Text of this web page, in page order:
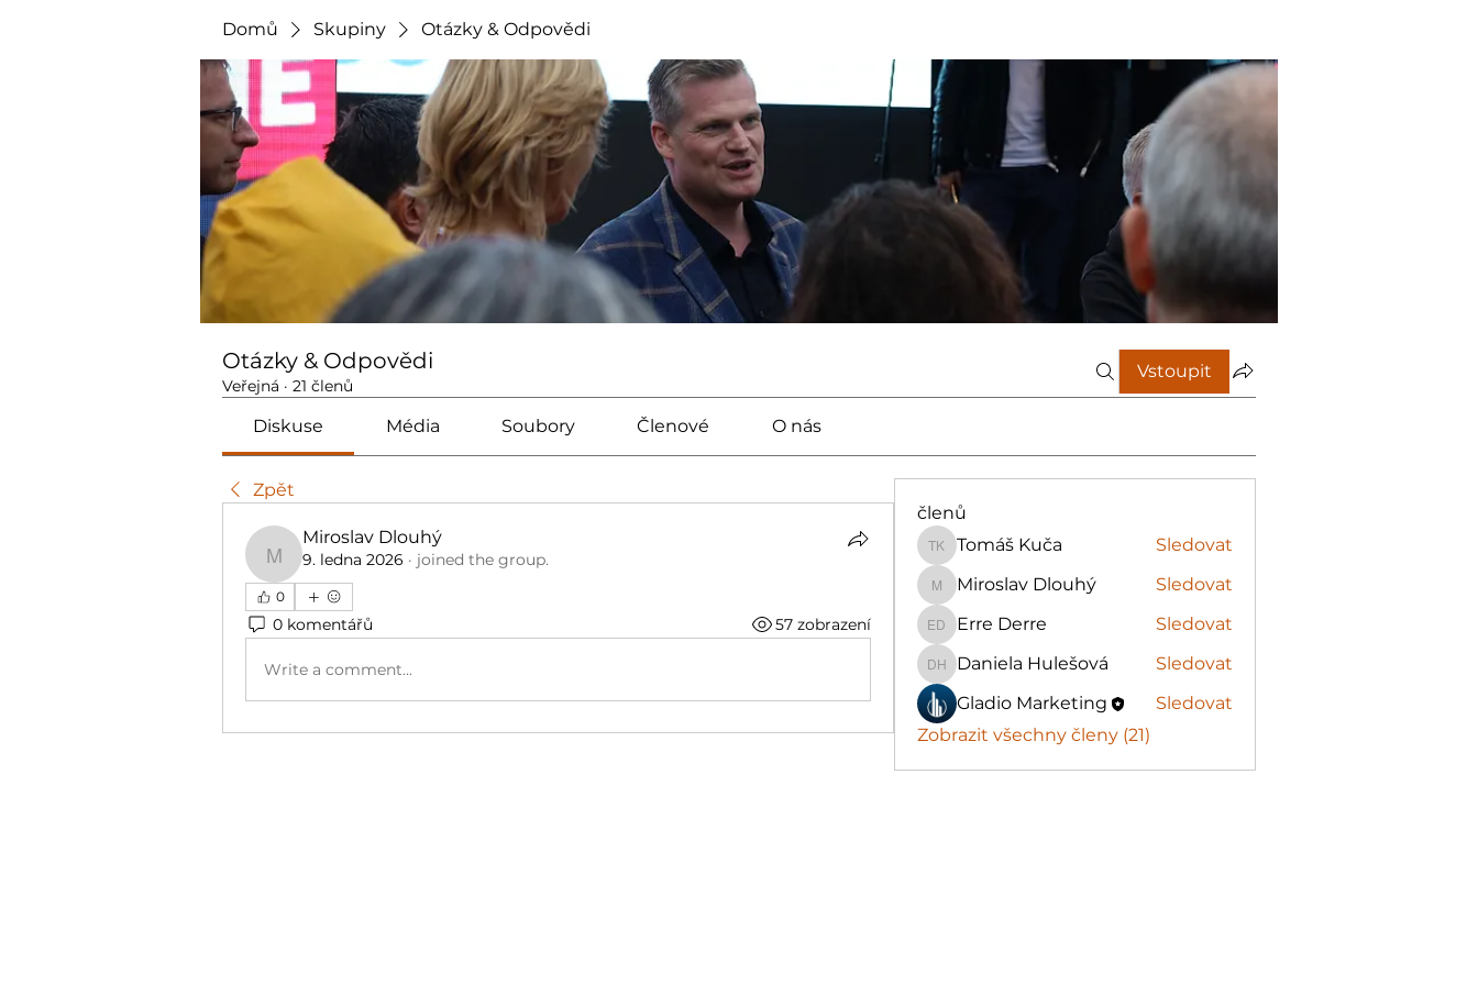
Domů Skupiny Otázky & Odpovědi
Otázky & Odpovědi
Veřejná · 21 členů
Vstoupit
Diskuse Média Soubory Členové O nás
Zpět
Miroslav Dlouhý
Miroslav Dlouhý
9. ledna 2026 · joined the group.
0
0 komentářů 57 zobrazení
Write a comment...
členů
Tomáš Kuča
Tomáš Kuča Sledovat
Miroslav Dlouhý
Miroslav Dlouhý Sledovat
Erre Derre
Erre Derre Sledovat
Daniela Hulešová
Daniela Hulešová
Sledovat
Gladio Marketing
Sledovat
Zobrazit všechny členy (21)